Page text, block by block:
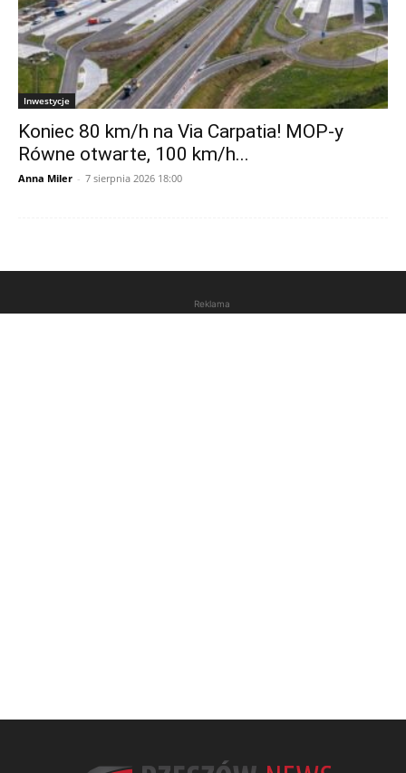
Inwestycje
Koniec 80 km/h na Via Carpatia! MOP-y
Równe otwarte, 100 km/h...
Anna Miler - 7 sierpnia 2026 18:00
Reklama